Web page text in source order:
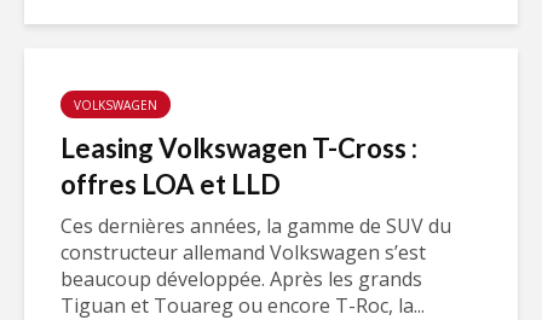
VOLKSWAGEN
Leasing Volkswagen T-Cross :
offres LOA et LLD
Ces dernières années, la gamme de SUV du
constructeur allemand Volkswagen s’est
beaucoup développée. Après les grands
Tiguan et Touareg ou encore T-Roc, la...